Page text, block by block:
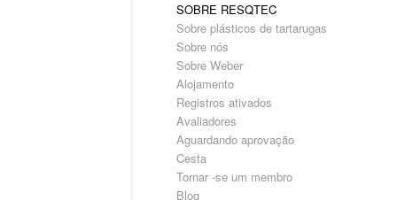
SOBRE RESQTEC
Sobre plásticos de tartarugas
Sobre nós
Sobre Weber
Alojamento
Registros ativados
Avaliadores
Aguardando aprovação
Cesta
Tornar -se um membro
Blog